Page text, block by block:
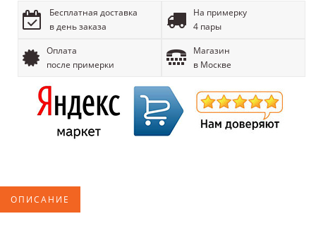
Бесплатная доставка
в день заказа
На примерку
4 пары
Оплата
после примерки
Магазин
в Москве
ОПИСАНИЕ